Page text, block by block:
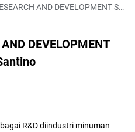
AND DEVELOPMENT STAFF-PT Santino
DEVELOPMENT
R&D diindustri minuman